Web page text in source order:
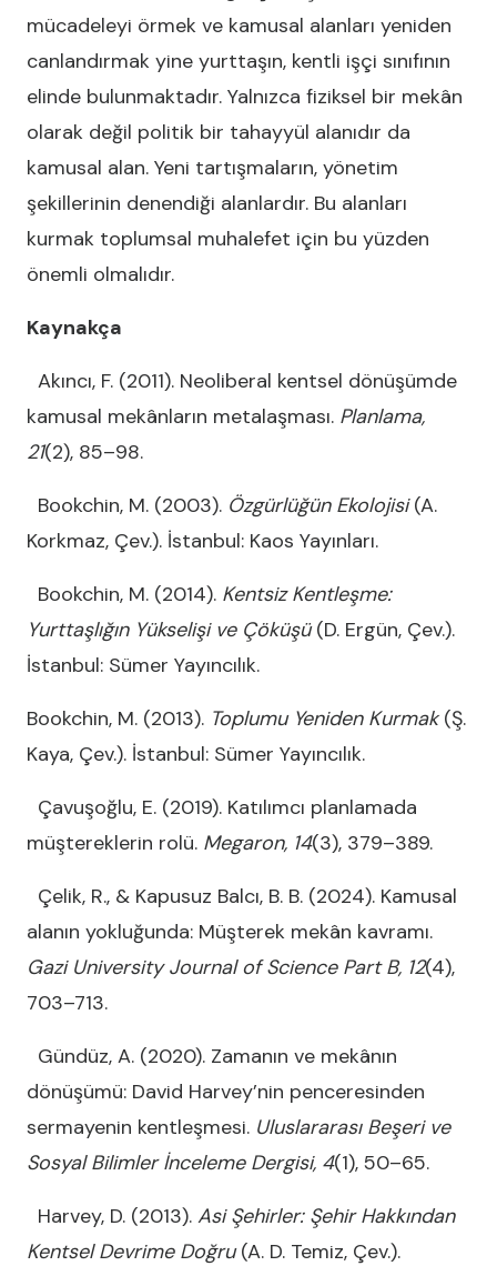
mücadeleyi örmek ve kamusal alanları yeniden
canlandırmak yine yurttaşın, kentli işçi sınıfının
elinde bulunmaktadır. Yalnızca fiziksel bir mekân
olarak değil politik bir tahayyül alanıdır da
kamusal alan. Yeni tartışmaların, yönetim
şekillerinin denendiği alanlardır. Bu alanları
kurmak toplumsal muhalefet için bu yüzden
önemli olmalıdır.
Kaynakça
Akıncı, F. (2011). Neoliberal kentsel dönüşümde
kamusal mekânların metalaşması. Planlama,
21(2), 85–98.
Bookchin, M. (2003). Özgürlüğün Ekolojisi(A.
Korkmaz, Çev.). İstanbul: Kaos Yayınları.
Bookchin, M. (2014). Kentsiz Kentleşme:
Yurttaşlığın Yükselişi ve Çöküşü(D. Ergün, Çev.).
İstanbul: Sümer Yayıncılık.
Bookchin, M. (2013). Toplumu Yeniden Kurmak (Ş.
Kaya, Çev.). İstanbul: Sümer Yayıncılık.
Çavuşoğlu, E. (2019). Katılımcı planlamada
müştereklerin rolü. Megaron, 14(3), 379–389.
Çelik, R., & Kapusuz Balcı, B. B. (2024). Kamusal
alanın yokluğunda: Müşterek mekân kavramı.
Gazi University Journal of Science Part B, 12(4),
703–713.
Gündüz, A. (2020). Zamanın ve mekânın
dönüşümü: David Harvey’nin penceresinden
sermayenin kentleşmesi. Uluslararası Beşeri ve
Sosyal Bilimler İnceleme Dergisi, 4(1), 50–65.
Harvey, D. (2013). Asi Şehirler: Şehir Hakkından
Kentsel Devrime Doğru(A. D. Temiz, Çev.).